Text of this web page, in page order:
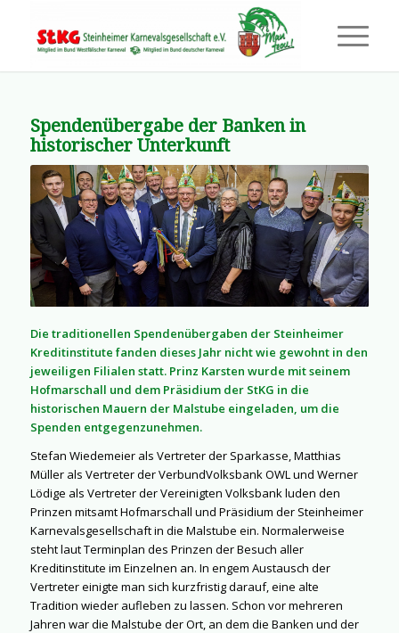
Spendenübergabe der Banken in
historischer Unterkunft
Die traditionellen Spendenübergaben der Steinheimer
Kreditinstitute fanden dieses Jahr nicht wie gewohnt in den
jeweiligen Filialen statt. Prinz Karsten wurde mit seinem
Hofmarschall und dem Präsidium der StKG in die
historischen Mauern der Malstube eingeladen, um die
Spenden entgegenzunehmen.
Stefan Wiedemeier als Vertreter der Sparkasse, Matthias
Müller als Vertreter der VerbundVolksbank OWL und Werner
Lödige als Vertreter der Vereinigten Volksbank luden den
Prinzen mitsamt Hofmarschall und Präsidium der Steinheimer
Karnevalsgesellschaft in die Malstube ein. Normalerweise
steht laut Terminplan des Prinzen der Besuch aller
Kreditinstitute im Einzelnen an. In engem Austausch der
Vertreter einigte man sich kurzfristig darauf, eine alte
Tradition wieder aufleben zu lassen. Schon vor mehreren
Jahren war die Malstube der Ort, an dem die Banken und der